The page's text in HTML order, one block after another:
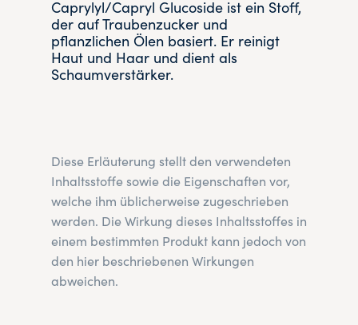
Caprylyl/Capryl Glucoside ist ein Stoff,
der auf Traubenzucker und
pflanzlichen Ölen basiert. Er reinigt
Haut und Haar und dient als
Schaumverstärker.
Diese Erläuterung stellt den verwendeten
Inhaltsstoffe sowie die Eigenschaften vor,
welche ihm üblicherweise zugeschrieben
werden. Die Wirkung dieses Inhaltsstoffes in
einem bestimmten Produkt kann jedoch von
den hier beschriebenen Wirkungen
abweichen.